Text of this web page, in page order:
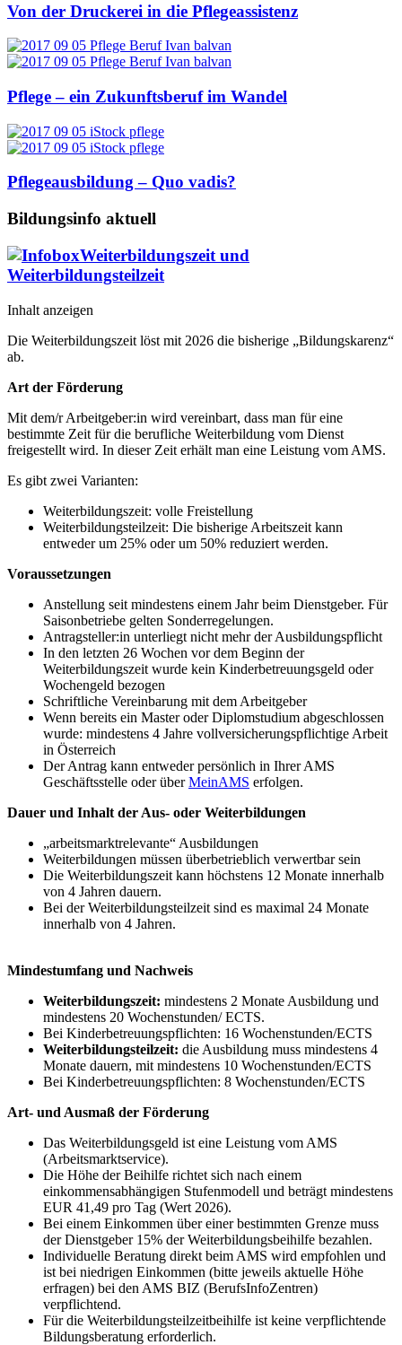
Von der Druckerei in die Pflegeassistenz
Pflege – ein Zukunftsberuf im Wandel
Pflegeausbildung – Quo vadis?
Bildungsinfo aktuell
Weiterbildungszeit und
Weiterbildungsteilzeit
Inhalt anzeigen
Die Weiterbildungszeit löst mit 2026 die bisherige „Bildungskarenz“
ab.
Art der Förderung
Mit dem/r Arbeitgeber:in wird vereinbart, dass man für eine
bestimmte Zeit für die berufliche Weiterbildung vom Dienst
freigestellt wird. In dieser Zeit erhält man eine Leistung vom AMS.
Es gibt zwei Varianten:
Weiterbildungszeit: volle Freistellung
Weiterbildungsteilzeit: Die bisherige Arbeitszeit kann
entweder um 25% oder um 50% reduziert werden.
Voraussetzungen
Anstellung seit mindestens einem Jahr beim Dienstgeber. Für
Saisonbetriebe gelten Sonderregelungen.
Antragsteller:in unterliegt nicht mehr der Ausbildungspflicht
In den letzten 26 Wochen vor dem Beginn der
Weiterbildungszeit wurde kein Kinderbetreuungsgeld oder
Wochengeld bezogen
Schriftliche Vereinbarung mit dem Arbeitgeber
Wenn bereits ein Master oder Diplomstudium abgeschlossen
wurde: mindestens 4 Jahre vollversicherungspflichtige Arbeit
in Österreich
Der Antrag kann entweder persönlich in Ihrer AMS
Geschäftsstelle oder überMeinAMS erfolgen.
Dauer und Inhalt der Aus- oder Weiterbildungen
„arbeitsmarktrelevante“ Ausbildungen
Weiterbildungen müssen überbetrieblich verwertbar sein
Die Weiterbildungszeit kann höchstens 12 Monate innerhalb
von 4 Jahren dauern.
Bei der Weiterbildungsteilzeit sind es maximal 24 Monate
innerhalb von 4 Jahren.
Mindestumfang und Nachweis
Weiterbildungszeit: mindestens 2 Monate Ausbildung und
mindestens 20 Wochenstunden/ ECTS.
Bei Kinderbetreuungspflichten: 16 Wochenstunden/ECTS
Weiterbildungsteilzeit: die Ausbildung muss mindestens 4
Monate dauern, mit mindestens 10 Wochenstunden/ECTS
Bei Kinderbetreuungspflichten: 8 Wochenstunden/ECTS
Art- und Ausmaß der Förderung
Das Weiterbildungsgeld ist eine Leistung vom AMS
(Arbeitsmarktservice).
Die Höhe der Beihilfe richtet sich nach einem
einkommensabhängigen Stufenmodell und beträgt mindestens
EUR 41,49 pro Tag (Wert 2026).
Bei einem Einkommen über einer bestimmten Grenze muss
der Dienstgeber 15% der Weiterbildungsbeihilfe bezahlen.
Individuelle Beratung direkt beim AMS wird empfohlen und
ist bei niedrigen Einkommen (bitte jeweils aktuelle Höhe
erfragen) bei den AMS BIZ (BerufsInfoZentren)
verpflichtend.
Für die Weiterbildungsteilzeitbeihilfe ist keine verpflichtende
Bildungsberatung erforderlich.